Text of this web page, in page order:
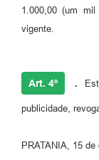
1.000,00 (um
vigente.
Art. 4º .
publicidade,
PRATANIA, 15 de